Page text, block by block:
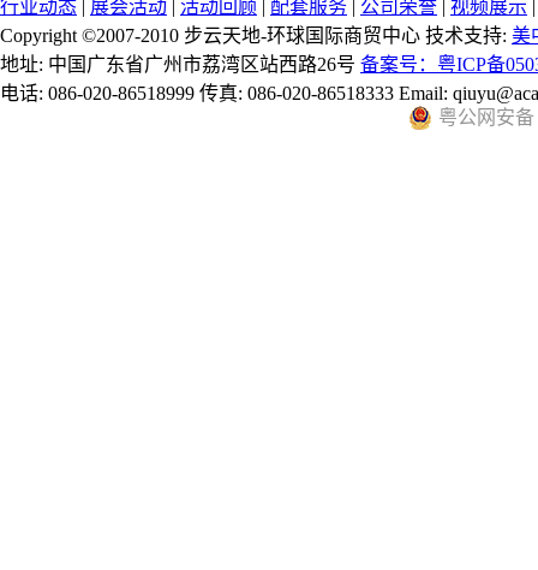
行业动态 | 展会活动 | 活动回顾 | 配套服务 | 公司荣誉 | 视频展示
Copyright ©2007-2010 步云天地-环球国际商贸中心 技术支持: 美
地址: 中国广东省广州市荔湾区站西路26号 备案号：粤ICP备
电话: 086-020-86518999 传真: 086-020-86518333 Email:
粤公网安备